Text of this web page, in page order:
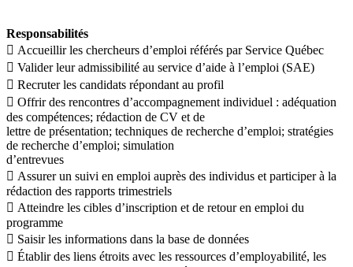
Responsabilités
 Accueillir les chercheurs d’emploi référés par Service Québec
 Valider leur admissibilité au service d’aide à l’emploi (SAE)
 Recruter les candidats répondant au profil
 Offrir des rencontres d’accompagnement individuel : adéquation
des compétences; rédaction de CV et de
lettre de présentation; techniques de recherche d’emploi; stratégies
de recherche d’emploi; simulation
d’entrevues
 Assurer un suivi en emploi auprès des individus et participer à la
rédaction des rapports trimestriels
 Atteindre les cibles d’inscription et de retour en emploi du
programme
 Saisir les informations dans la base de données
 Établir des liens étroits avec les ressources d’employabilité, les